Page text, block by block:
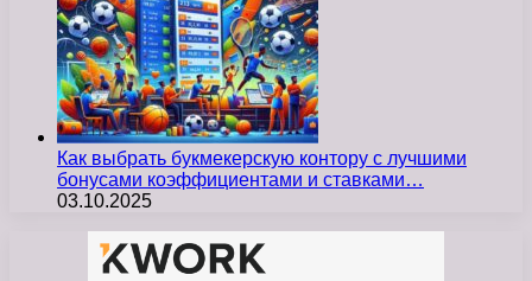
Как выбрать букмекерскую контору с лучшими
бонусами коэффициентами и ставками…
03.10.2025